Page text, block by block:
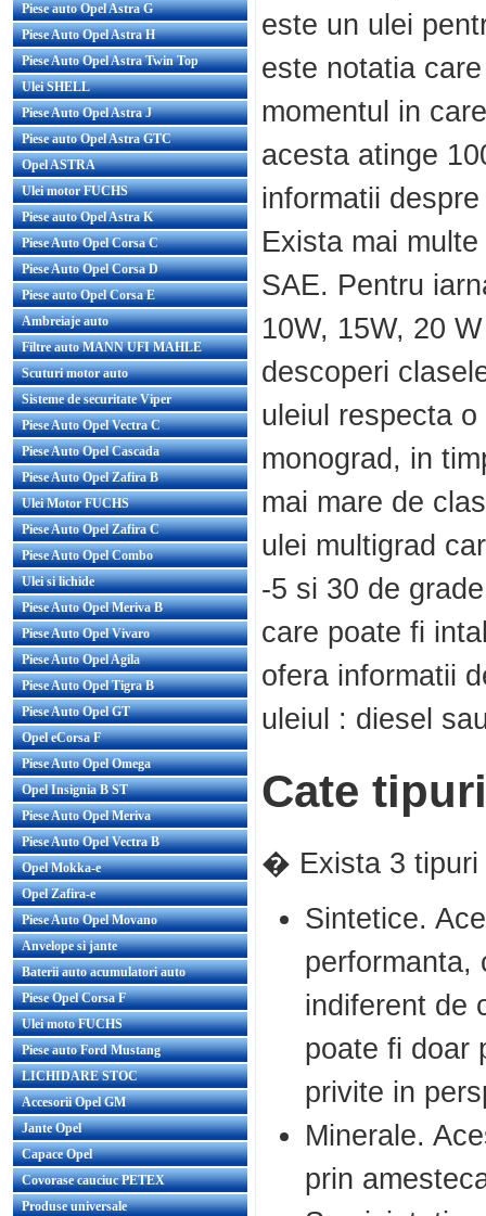
Piese auto Opel Astra G
Piese Auto Opel Astra H
Piese Auto Opel Astra Twin Top
Ulei SHELL
Piese Auto Opel Astra J
Piese auto Opel Astra GTC
Opel ASTRA
Ulei motor FUCHS
Piese auto Opel Astra K
Piese Auto Opel Corsa C
Piese Auto Opel Corsa D
Piese auto Opel Corsa E
Ambreiaje auto
Filtre auto MANN UFI MAHLE
Scuturi motor auto
Sisteme de securitate Viper
Piese Auto Opel Vectra C
Piese Auto Opel Cascada
Piese Auto Opel Zafira B
Ulei Motor FUCHS
Piese Auto Opel Zafira C
Piese Auto Opel Combo
Ulei si lichide
Piese Auto Opel Meriva B
Piese Auto Opel Vivaro
Piese Auto Opel Agila
Piese Auto Opel Tigra B
Piese Auto Opel GT
Opel eCorsa F
Piese Auto Opel Omega
Opel Insignia B ST
Piese Auto Opel Meriva
Piese Auto Opel Vectra B
Opel Mokka-e
Opel Zafira-e
Piese Auto Opel Movano
Anvelope si jante
Baterii auto acumulatori auto
Piese Opel Corsa F
Ulei moto FUCHS
Piese auto Ford Mustang
LICHIDARE STOC
Accesorii Opel GM
Jante Opel
Capace Opel
Covorase cauciuc PETEX
Produse universale
este un ulei
este notatia
momentul in
acesta atinge
informatii
Exista mai
SAE. Pentru
10W, 15W, 20
descoperi
uleiul respecta
monograd, in
mai mare de
ulei multigrad
-5 si 30 de
care poate fi
ofera informatii
uleiul : diesel
Cate
� Exista 3 tipuri
Sintetice.
performanta,
indiferent de
poate fi doar
privite in
Minerale.
prin